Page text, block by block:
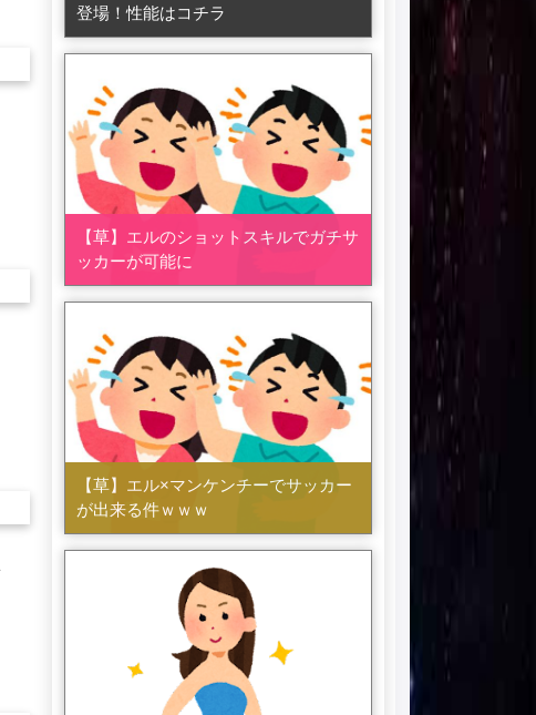
登場！性能はコチラ
【草】エルのショットスキルでガチサ
ッカーが可能に
【草】エル×マンケンチーでサッカー
が出来る件ｗｗｗ